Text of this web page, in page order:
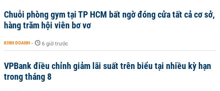
Chuỗi phòng gym tại TP HCM bất ngờ đóng cửa tất cả cơ sở,
hàng trăm hội viên bơ vơ
KINH DOANH - 6 giờ trước
VPBank điều chỉnh giảm lãi suất trên biểu tại nhiều kỳ hạn
trong tháng 8